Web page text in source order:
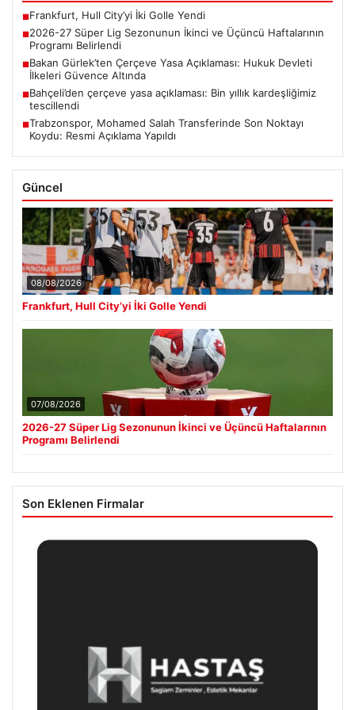
■Frankfurt, Hull City’yi İki Golle Yendi
■2026-27 Süper Lig Sezonunun İkinci ve Üçüncü Haftalarının
Programı Belirlendi
■Bakan Gürlek’ten Çerçeve Yasa Açıklaması: Hukuk Devleti
İlkeleri Güvence Altında
■Bahçeli’den çerçeve yasa açıklaması: Bin yıllık kardeşliğimiz
tescillendi
■Trabzonspor, Mohamed Salah Transferinde Son Noktayı
Koydu: Resmi Açıklama Yapıldı
Güncel
08/08/2026
Frankfurt, Hull City’yi İki Golle Yendi
07/08/2026
2026-27 Süper Lig Sezonunun İkinci ve Üçüncü Haftalarının
Programı Belirlendi
Son Eklenen Firmalar